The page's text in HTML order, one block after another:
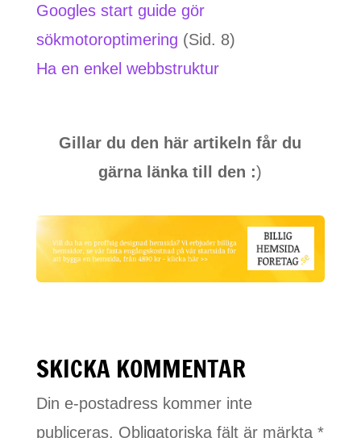
Googles start guide gör
sökmotoroptimering (Sid. 8)
Ha en enkel webbstruktur
Gillar du den här artikeln får du
gärna länka till den :)
SKICKA KOMMENTAR
Din e-postadress kommer inte
publiceras. Obligatoriska fält är märkta *